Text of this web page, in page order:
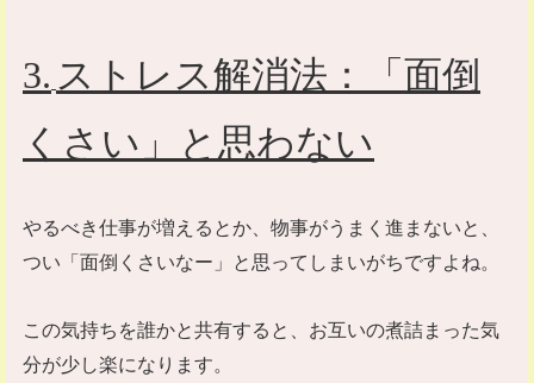
3. ストレス解消法：「面倒
くさい」と思わない
やるべき仕事が増えるとか、物事がうまく進まないと、
つい「面倒くさいなー」と思ってしまいがちですよね。
この気持ちを誰かと共有すると、お互いの煮詰まった気
分が少し楽になります。